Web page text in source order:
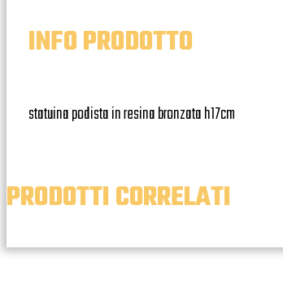
INFO PRODOTTO
statuina podista in resina bronzata h17cm
PRODOTTI CORRELATI